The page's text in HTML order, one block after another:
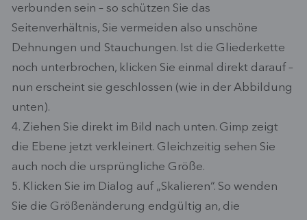
verbunden sein – so schützen Sie das
Seitenverhältnis, Sie vermeiden also unschöne
Dehnungen und Stauchungen. Ist die Gliederkette
noch unterbrochen, klicken Sie einmal direkt darauf –
nun erscheint sie geschlossen (wie in der Abbildung
unten).
4. Ziehen Sie direkt im Bild nach unten. Gimp zeigt
die Ebene jetzt verkleinert. Gleichzeitig sehen Sie
auch noch die ursprüngliche Größe.
5. Klicken Sie im Dialog auf „Skalieren“. So wenden
Sie die Größenänderung endgültig an, die